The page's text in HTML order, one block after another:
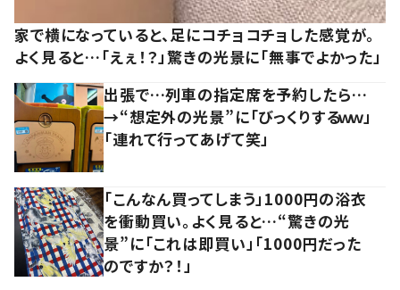
家で横になっていると、足にコチョコチョした感覚が。
よく見ると…「えぇ！？」驚きの光景に「無事でよかった」
出張で…列車の指定席を予約したら…
→“想定外の光景”に「びっくりするｗｗ」
「連れて行ってあげて笑」
「こんなん買ってしまう」1000円の浴衣
を衝動買い。よく見ると…“驚きの光
景”に「これは即買い」「1000円だった
のですか？！」